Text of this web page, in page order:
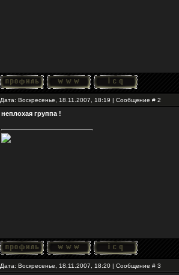
Дата: Воскресенье, 18.11.2007, 18:19 | Сообщение # 2
неплохая группа !
Дата: Воскресенье, 18.11.2007, 18:20 | Сообщение # 3